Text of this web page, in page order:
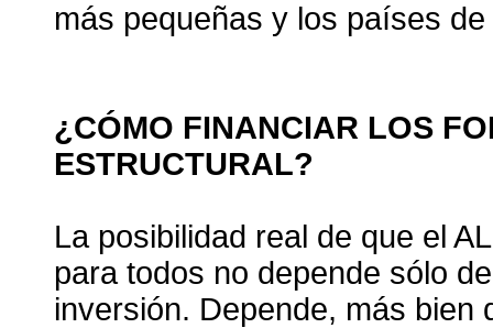
más pequeñas y los países
¿CÓMO FINANCIAR LOS
ESTRUCTURAL?
La posibilidad real de que el
para todos no depende sólo
inversión. Depende, más bien